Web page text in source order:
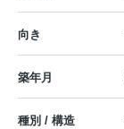
向き
築年月
種別 / 構造